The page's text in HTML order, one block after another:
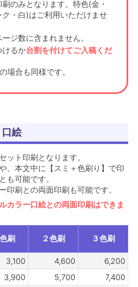
のみとなります。特色(金・
・白)はご利用いただけませ
ジ数に含まれません。
けるか台割を付けてご入稿くだ
場合も同様です。
絵
ット印刷となります。
、本文中に【スミ＋色刷り】で印
も可能です。
印刷との両面印刷も可能です。
カラー口絵との両面印刷はできま
刷 ２色刷 ３色刷
3,100 4,600
6,200
3,900 5,700
7,400